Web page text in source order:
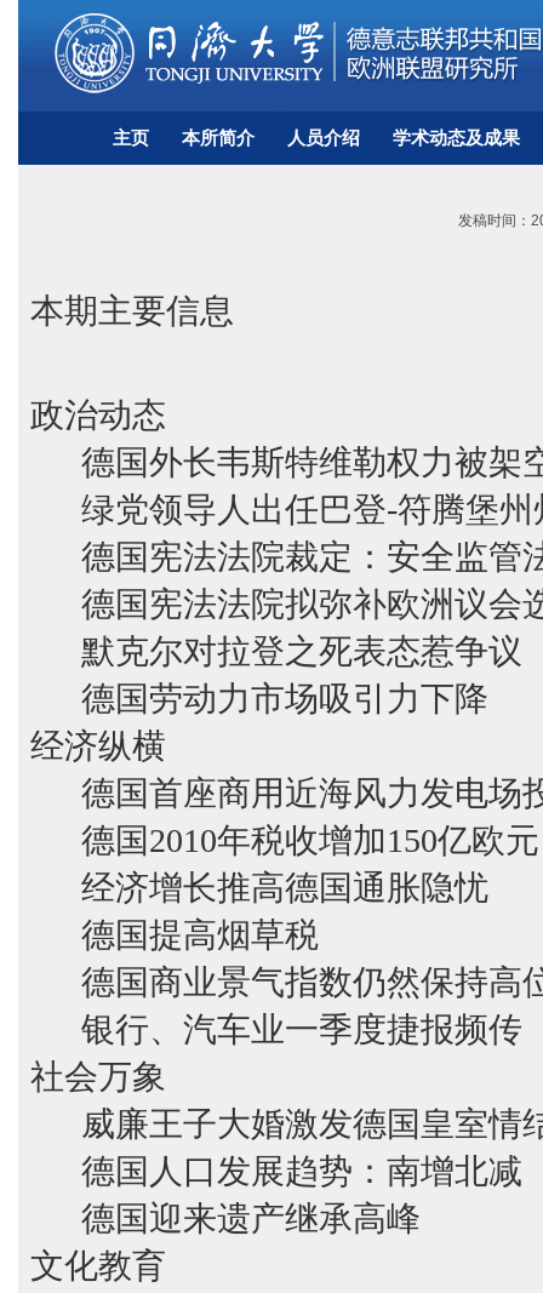
主页 本所简介 人员介绍 学术动态及成果
发稿时间：
本期主要信息
政治动态
德国外长韦斯特维勒权力被架
绿党领导人出任巴登-符腾堡州
德国宪法法院裁定：安全监管
德国宪法法院拟弥补欧洲议会
默克尔对拉登之死表态惹争议
德国劳动力市场吸引力下降
经济纵横
德国首座商用近海风力发电场
德国2010年税收增加150亿欧元
经济增长推高德国通胀隐忧
德国提高烟草税
德国商业景气指数仍然保持高
银行、汽车业一季度捷报频传
社会万象
威廉王子大婚激发德国皇室情
德国人口发展趋势：南增北减
德国迎来遗产继承高峰
文化教育